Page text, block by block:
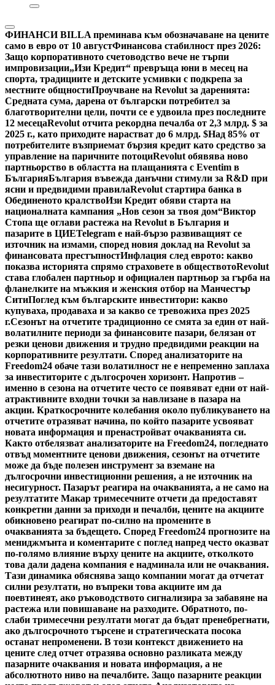
ФИНАНСИ BILLA преминава към обозначаване на цените
само в евро от 10 августФинансова стабилност през 2026:
Защо корпоративното счетоводство вече не търпи
импровизации„Изи Кредит“ превръща юни в месец на
спорта, традициите и детските усмивки с подкрепа за
местните общностиПроучване на Revolut за даренията:
Средната сума, дарена от български потребител за
благотворителни цели, почти се е удвоила през последните
12 месецаRevolut отчита рекордна печалба от 2,3 млрд. $ за
2025 г., като приходите нарастват до 6 млрд. $Над 85% от
потребителите възприемат бързия кредит като средство за
управление на паричните потоциRevolut обявява ново
партньорство в областта на плащанията с Eventim в
БългарияБългария въвежда данъчни стимули за R&D при
ясни и предвидими правилаRevolut стартира банка в
Обединеното кралствоИзи Кредит обяви старта на
националната кампания „Нов сезон за твоя дом“Виктор
Стопа ще оглави растежа на Revolut в България и
пазарите в ЦИЕTelegram е най-бързо развиващият се
източник на измами, според новия доклад на Revolut за
финансовата престъпностИнфлация след еврото: какво
показва историята спрямо страховете в обществотоRevolut
става глобален партньор и официален партньор за гърба на
фланелките на мъжкия и женския отбор на Манчестър
СитиПоглед към българските инвеститори: какво
купуваха, продаваха и за какво се тревожиха през 2025
г.Сезонът на отчетите традиционно се смята за един от най-
волатилните периоди за финансовите пазари, белязан от
резки ценови движения и трудно предвидими реакции на
корпоративните резултати. Според анализаторите на
Freedom24 обаче тази волатилност не е непременно заплаха
за инвеститорите с дългосрочен хоризонт. Напротив –
именно в сезона на отчетите често се появяват едни от най-
атрактивните входни точки за навлизане в пазара на
акции. Краткосрочните колебания около публикуването на
отчетите отразяват начина, по който пазарите усвояват
новата информация и пренастройват очакванията си.
Както отбелязват анализаторите на Freedom24, погледнато
отвъд моментните ценови движения, сезонът на отчетите
може да бъде полезен инструмент за вземане на
дългосрочни инвестиционни решения, а не източник на
несигурност. Пазарът реагира на очакванията, а не само на
резултатите Макар тримесечните отчети да предоставят
конкретни данни за приходи и печалби, цените на акциите
обикновено реагират по-силно на промените в
очакванията за бъдещето. Според Freedom24 прогнозите на
мениджмънта и коментарите с поглед напред често оказват
по-голямо влияние върху цените на акциите, отколкото
това дали дадена компания е надминала или не очаквания.
Тази динамика обяснява защо компании могат да отчетат
силни резултати, но въпреки това акциите им да
поевтинеят, ако ръководството сигнализира за забавяне на
растежа или повишаване на разходите. Обратното, по-
слаби тримесечни резултати могат да бъдат пренебрегнати,
ако дългосрочното търсене и стратегическата посока
останат непроменени. В този контекст движението на
цените след отчет отразява основно разликата между
пазарните очаквания и новата информация, а не
абсолютното ниво на печалбите. Защо пазарните реакции